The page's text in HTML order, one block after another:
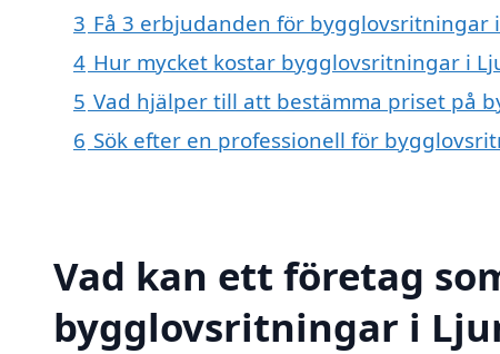
3 Få 3 erbjudanden för
4 Hur mycket kostar bygglovsritningar i
5 Vad hjälper till att bestämma priset på
6 Sök efter en professionell för
Vad kan ett företag
bygglovsritningar i